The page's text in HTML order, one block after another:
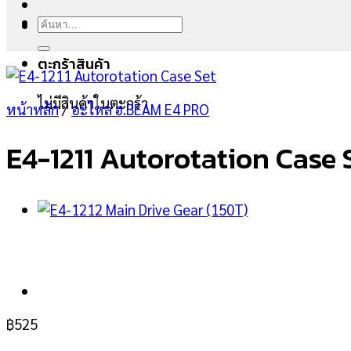
ตะกร้าสินค้า
ไม่มีสินค้าในตะกร้า
ค้นหา:
หน้าหลัก/อะไหล่ ฮ.BEAM E4 PRO
E4-1211 Autorotation Case
฿525